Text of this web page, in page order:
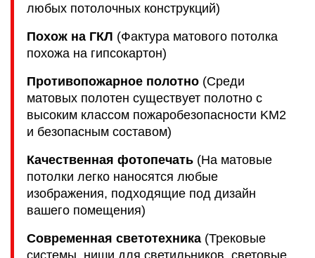
любых потолочных конструкций)
Похож на ГКЛ (Фактура матового потолка
похожа на гипсокартон)
Противопожарное полотно(Среди
матовых полотен существует полотно с
высоким классом пожаробезопасности KM2
и безопасным составом)
Качественная фотопечать(На матовые
потолки легко наносятся любые
изображения, подходящие под дизайн
вашего помещения)
Современная светотехника(Трековые
системы, ниши для светильников, световые